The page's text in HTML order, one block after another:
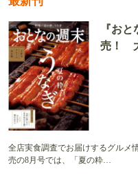
『お
売！
全店実食調査でお届けするグルメ
売の8月号では、「夏の粋…